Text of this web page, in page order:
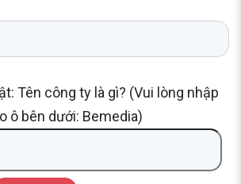
Tên công ty là gì? (Vui lòng nhập
ô bên dưới: Bemedia)